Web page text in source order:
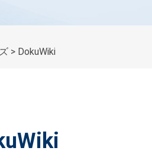
> DokuWiki